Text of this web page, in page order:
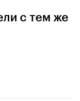
с тем же